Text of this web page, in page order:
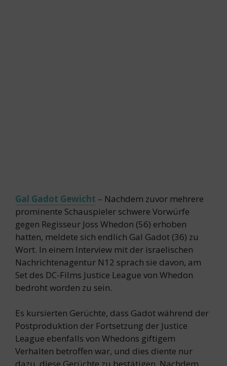
Gal Gadot Gewicht – Nachdem zuvor mehrere
prominente Schauspieler schwere Vorwürfe
gegen Regisseur Joss Whedon (56) erhoben
hatten, meldete sich endlich Gal Gadot (36) zu
Wort. In einem Interview mit der israelischen
Nachrichtenagentur N12 sprach sie davon, am
Set des DC-Films Justice League von Whedon
bedroht worden zu sein.
Es kursierten Gerüchte, dass Gadot während der
Postproduktion der Fortsetzung der Justice
League ebenfalls von Whedons giftigem
Verhalten betroffen war, und dies diente nur